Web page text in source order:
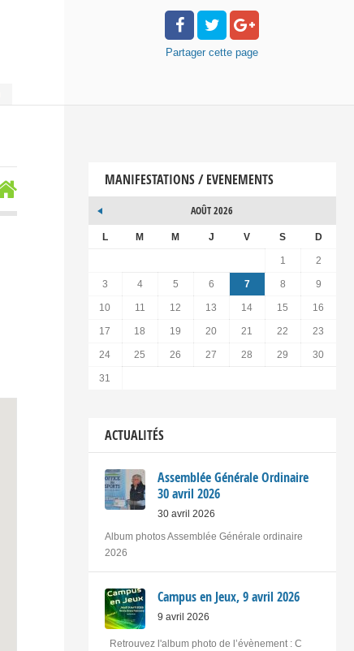
Partager cette page
MANIFESTATIONS / EVENEMENTS
AOÛT 2026
L M M J V S D
1 2
3 4 5 6 7 8 9
10 11 12 13 14 15 16
17 18 19 20 21 22 23
24 25 26 27 28 29 30
31
ACTUALITÉS
Assemblée Générale Ordinaire
30 avril 2026
30 avril 2026
Album photos Assemblée Générale ordinaire
2026
Campus en Jeux, 9 avril 2026
9 avril 2026
Retrouvez l'album photo de l’évènement : C